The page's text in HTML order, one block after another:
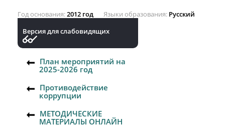
Год основания 2012 год Языки образования Русский
Версия для слабовидящих
План мероприятий на
2025-2026 год
Противодействие
коррупции
МЕТОДИЧЕСКИЕ
МАТЕРИАЛЫ ОНЛАЙН